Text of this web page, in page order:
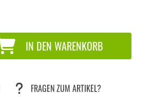
IN DEN WARENKORB
FRAGEN ZUM ARTIKEL?